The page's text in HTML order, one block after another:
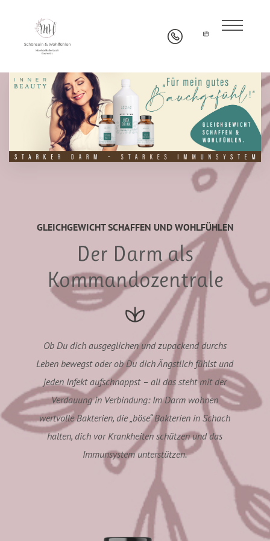
GLEICHGEWICHT SCHAFFEN UND WOHLFÜHLEN
Der Darm als
Kommandozentrale
Ob Du dich ausgeglichen und zupackend durchs
Leben bewegst oder ob Du dich Ängstlich fühlst und
jeden Infekt aufschnappst – all das steht mit der
Verdauung in Verbindung: Im Darm wohnen
wertvolle Bakterien, die „böse“ Bakterien in Schach
halten, dich vor Krankheiten schützen und das
Immunsystem unterstützen.